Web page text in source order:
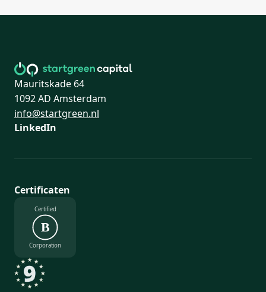
Mauritskade 64
1092 AD Amsterdam
info@startgreen.nl
LinkedIn
Certificaten
Certified
B
Corporation